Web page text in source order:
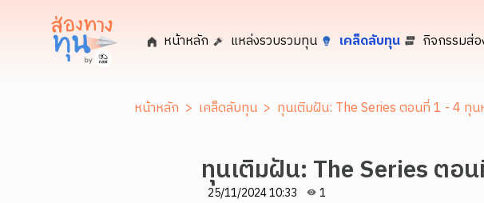
หน้าหลัก แหล่งรวบรวมทุน เคล็ดลับทุน กิจกรรมส่
หน้าหลัก > เคล็ดลับทุน > ทุนเติมฝัน: The Series ตอนที่ 1 - 4 ทุ
ทุนเติมฝัน: The Series ตอ
25/11/2024 10:33 1